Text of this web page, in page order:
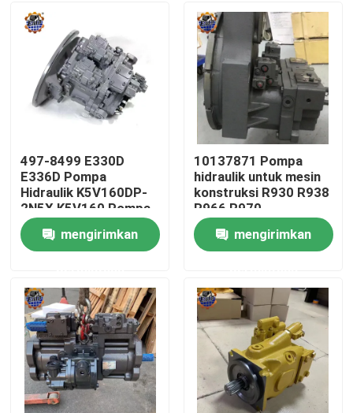
Tentang kami
Tur Pabrik
Kontrol kualitas
Hubungi kami
Berita
Permintaan Penawaran
Motor penggerak akhir ekskavator
motor ayun ekskavator
497-8499 E330D
E336D Pompa
Hidraulik K5V160DP-
2N5X K5V160 Pompa
Utama Excavator
mengirimkan
10137871 Pompa
hidraulik untuk mesin
konstruksi R930 R938
R966 R970
mengirimkan